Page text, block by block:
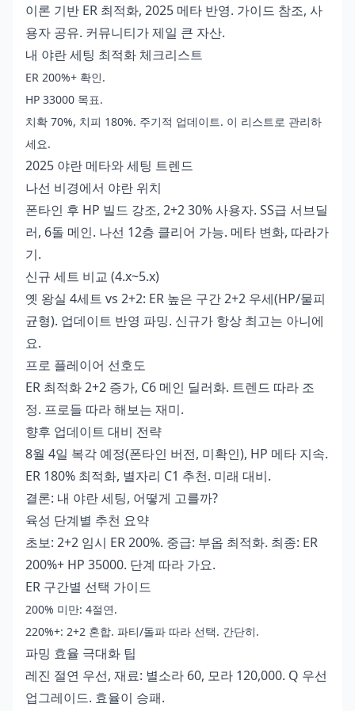
이론 기반 ER 최적화, 2025 메타 반영. 가이드 참조, 사
용자 공유. 커뮤니티가 제일 큰 자산.
내 야란 세팅 최적화 체크리스트
ER 200%+ 확인.
HP 33000 목표.
치확 70%, 치피 180%. 주기적 업데이트. 이 리스트로 관리하
세요.
2025 야란 메타와 세팅 트렌드
나선 비경에서 야란 위치
폰타인 후 HP 빌드 강조, 2+2 30% 사용자. SS급 서브딜
러, 6돌 메인. 나선 12층 클리어 가능. 메타 변화, 따라가
기.
신규 세트 비교 (4.x~5.x)
옛 왕실 4세트 vs 2+2: ER 높은 구간 2+2 우세(HP/물피
균형). 업데이트 반영 파밍. 신규가 항상 최고는 아니에
요.
프로 플레이어 선호도
ER 최적화 2+2 증가, C6 메인 딜러화. 트렌드 따라 조
정. 프로들 따라 해보는 재미.
향후 업데이트 대비 전략
8월 4일 복각 예정(폰타인 버전, 미확인), HP 메타 지속.
ER 180% 최적화, 별자리 C1 추천. 미래 대비.
결론: 내 야란 세팅, 어떻게 고를까?
육성 단계별 추천 요약
초보: 2+2 임시 ER 200%. 중급: 부옵 최적화. 최종: ER
200%+ HP 35000. 단계 따라 가요.
ER 구간별 선택 가이드
200% 미만: 4절연.
220%+: 2+2 혼합. 파티/돌파 따라 선택. 간단히.
파밍 효율 극대화 팁
레진 절연 우선, 재료: 별소라 60, 모라 120,000. Q 우선
업그레이드. 효율이 승패.